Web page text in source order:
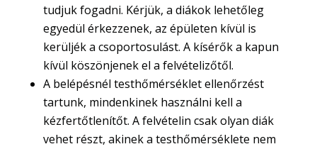
tudjuk fogadni. Kérjük, a diákok lehetőleg
egyedül érkezzenek, az épületen kívül is
kerüljék a csoportosulást. A kísérők a kapun
kívül köszönjenek el a felvételizőtől.
A belépésnél testhőmérséklet ellenőrzést
tartunk, mindenkinek használni kell a
kézfertőtlenítőt. A felvételin csak olyan diák
vehet részt, akinek a testhőmérséklete nem